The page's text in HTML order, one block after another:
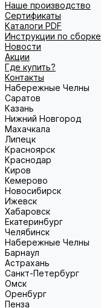
Наше производство
Сертификаты
Каталоги PDF
Инструкции по сборке
Новости
Акции
Где купить?
Контакты
Набережные Челны
Саратов
Казань
Нижний Новгород
Махачкала
Липецк
Красноярск
Краснодар
Киров
Кемерово
Новосибирск
Ижевск
Хабаровск
Екатеринбург
Челябинск
Набережные Челны
Барнаул
Астрахань
Санкт-Петербург
Омск
Оренбург
Пенза